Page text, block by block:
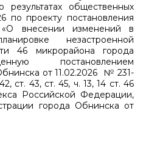
результатах общественных
по проекту постановления
«О внесении изменений в
незастроенной
46 микрорайона города
постановлением
от 11.02.2026 № 231-
ст. 43, ст. 45, ч. 13, 14 ст. 46
Российской Федерации,
города Обнинска от